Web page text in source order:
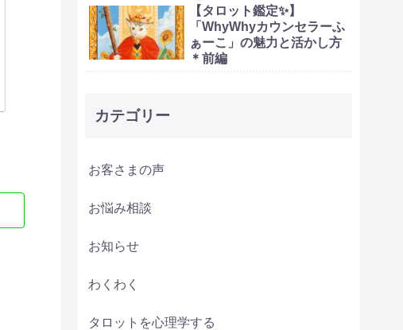
【タロット鑑定✨】
「WhyWhyカウンセラーふ
ぁーこ」の魅力と活かし方
＊前編
カテゴリー
お客さまの声
お悩み相談
お知らせ
わくわく
タロットを心理学する